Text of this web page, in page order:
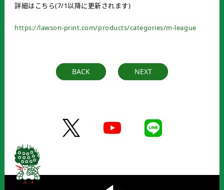
詳細はこちら(7/1以降に更新されます)
https://lawson-print.com/products/categories/m-league
BACK NEXT